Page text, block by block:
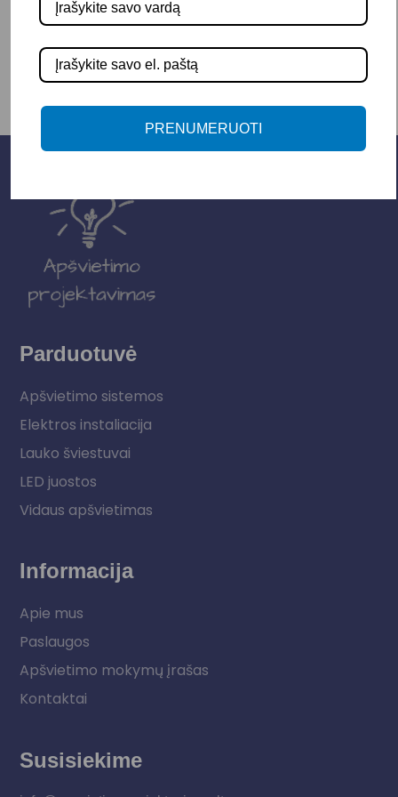
Į KREPŠELĮ
Parduotuvė
Apšvietimo sistemos
Elektros instaliacija
Lauko šviestuvai
LED juostos
Vidaus apšvietimas
Informacija
Apie mus
Paslaugos
Apšvietimo mokymų įrašas
Kontaktai
Susisiekime
PRENUMERUOTI